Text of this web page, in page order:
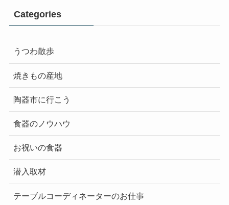
Categories
うつわ散歩
焼きもの産地
陶器市に行こう
食器のノウハウ
お祝いの食器
潜入取材
テーブルコーディネーターのお仕事